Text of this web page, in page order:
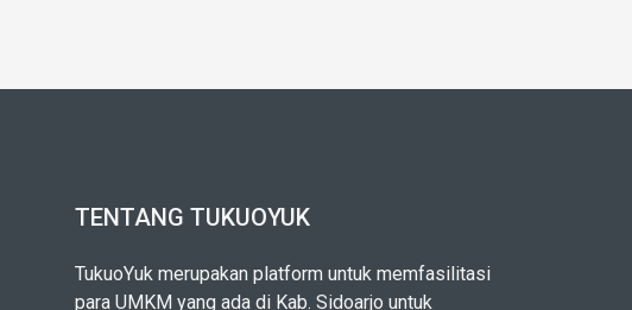
TENTANG TUKUOYUK
TukuoYuk merupakan platform untuk memfasilitasi
para UMKM yang ada di Kab. Sidoarjo untuk